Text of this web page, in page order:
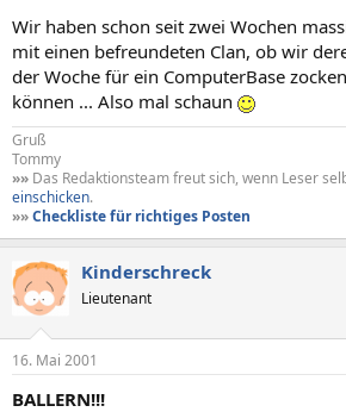
Wir haben schon seit zwei Wochen
mit einen befreundeten Clan, ob wir
der Woche für ein ComputerBase
können ... Also mal schaun
Gruß
Tommy
»» Das Redaktionsteam freut sich, wenn Leser
einschicken.
»»Checkliste für richtiges Posten
Kinderschreck
Lieutenant
16. Mai 2001
BALLERN!!!